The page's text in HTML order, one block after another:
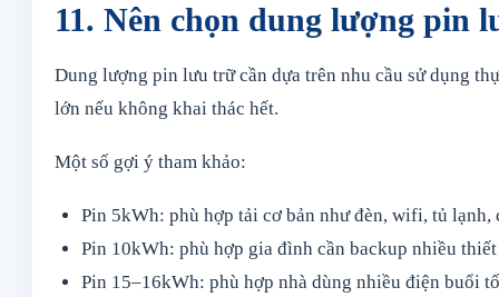
11. Nên chọn dung lượng pin
Dung lượng pin lưu trữ cần dựa trên nhu cầu sử dụng
lớn nếu không khai thác hết.
Một số gợi ý tham khảo:
Pin 5kWh: phù hợp tải cơ bản như đèn, wifi, tủ lạnh,
Pin 10kWh: phù hợp gia đình cần backup nhiều
Pin 15–16kWh: phù hợp nhà dùng nhiều điện buổi